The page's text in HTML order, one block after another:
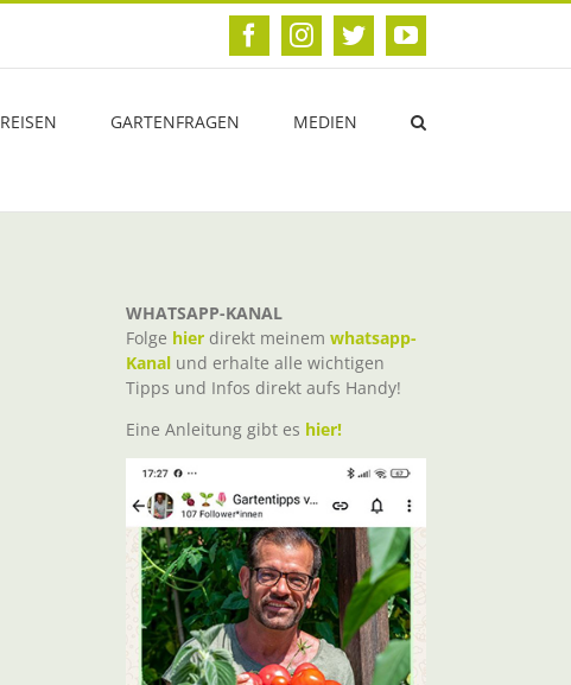
FacebookInstagram
TwitterYouTube
REISEN GARTENFRAGEN MEDIEN
WHATSAPP-KANAL
Folge hier direkt meinem whatsapp-
Kanal und erhalte alle wichtigen
Tipps und Infos direkt aufs Handy!
Eine Anleitung gibt es hier!